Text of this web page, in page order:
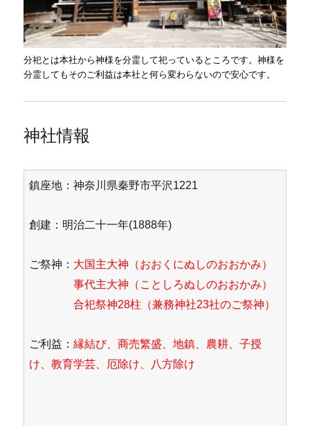
分祀とは本社から神様を分霊して祀っているところです。神様を
分霊してもそのご利益は本社と何ら変わらないので安心です。
神社情報
鎮座地：神奈川県秦野市平沢1221
創建：明治二十一年(1888年)
ご祭神： 大国主大神（おおくにぬしのおおかみ）
事代主大神（ことしろぬしのおおかみ）
合祀祭神28柱（兼務神社23社のご祭神）
ご利益：縁結び、商売繁盛、地鎮、農耕、子授
け、教育学芸、厄除け、八方除け